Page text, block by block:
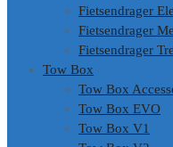
Fietsendrager
Fietsendrager
Fietsendrager
Tow Box
Tow Box
Tow Box EVO
Tow Box V1